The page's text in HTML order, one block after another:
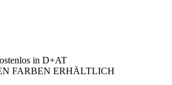
in D+AT
FARBEN ERHÄLTLICH